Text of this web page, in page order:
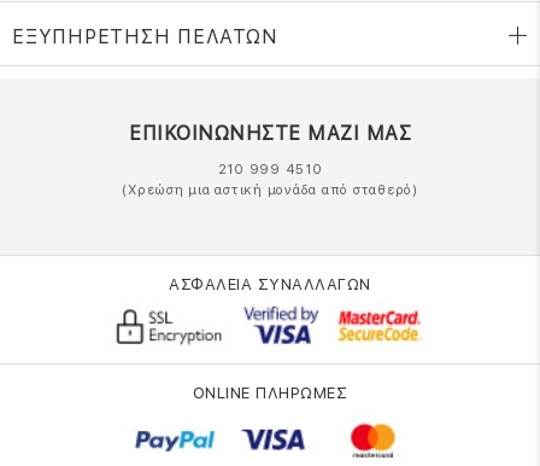
ΕΞΥΠΗΡΕΤΗΣΗ ΠΕΛΑΤΩΝ
ΕΠΙΚΟΙΝΩΝΗΣΤΕ ΜΑΖΙ ΜΑΣ
210 999 4510
(Χρεώση μια αστική μονάδα από σταθερό)
ΑΣΦΑΛΕΙΑ ΣΥΝΑΛΛΑΓΩΝ
ONLINE ΠΛΗΡΩΜΕΣ